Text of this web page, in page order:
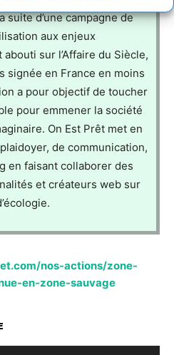
suite d’une campagne de
aux enjeux
sur l’Affaire du Siècle,
signée en France en moins
a pour objectif de toucher
pour emmener la société
On Est Prêt met en
de communication,
en faisant collaborer des
et créateurs web sur
nos-actions/zone-
en-zone-sauvage